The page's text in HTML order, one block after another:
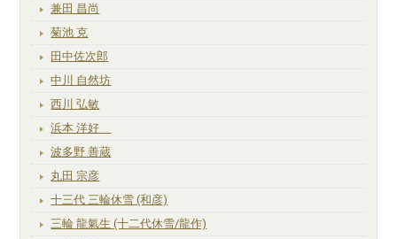
兼田 昌尚
菊池 克
田中佐次郎
中川 自然坊
西川 弘敏
浜本 洋好
波多野 善蔵
丸田 宗彦
十三代 三輪休雪 (和彦)
三輪 龍氣生 (十二代休雪/龍作)